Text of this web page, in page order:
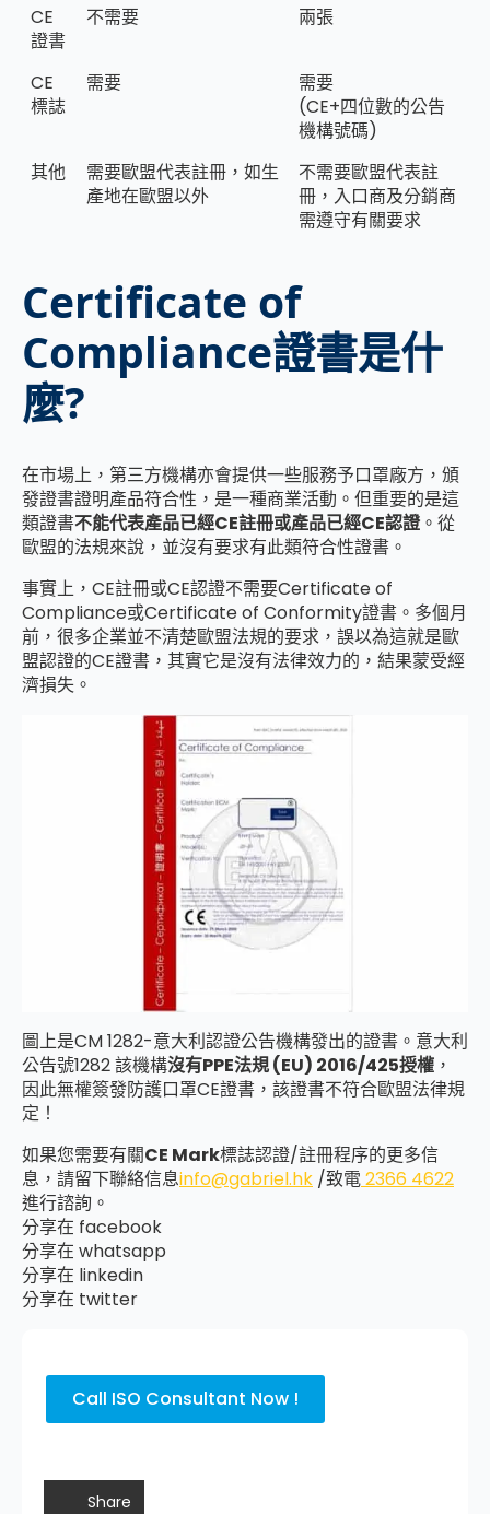
CE
證書
不需要 兩張
CE
標誌
需要
需要
(CE+四位數的公告
機構號碼)
其他
需要歐盟代表註冊，如生
產地在歐盟以外
不需要歐盟代表註
冊，入口商及分銷商
需遵守有關要求
Certificate of
Compliance證書是什
麼?
在市場上，第三方機構亦會提供一些服務予口罩廠方，頒
發證書證明產品符合性，是一種商業活動。但重要的是這
類證書不能代表產品已經CE註冊或產品已經CE認證 。從
歐盟的法規來說，並沒有要求有此類符合性證書。
事實上，CE註冊或CE認證不需要Certificate of
Compliance或Certificate of Conformity證書。多個月
前，很多企業並不清楚歐盟法規的要求，誤以為這就是歐
盟認證的CE證書，其實它是沒有法律效力的，結果蒙受經
濟損失。
圖上是CM 1282-意大利認證公告機構發出的證書。意大利
公告號1282 該機構沒有PPE法規 (EU) 2016/425授權 ，
因此無權簽發防護口罩CE證書，該證書不符合歐盟法律規
定！
如果您需要有關CE Mark標誌認證/註冊程序的更多信
息，請留下聯絡信息info@gabriel.hk /致電2366 4622
進行諮詢。
分享在 facebook
分享在 whatsapp
分享在 linkedin
分享在 twitter
Call ISO Consultant Now !
Share